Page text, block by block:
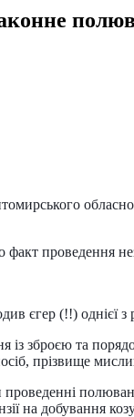
проведення
єгер (!!) однієї
зброєю та
прізвище
проведенні
на добування